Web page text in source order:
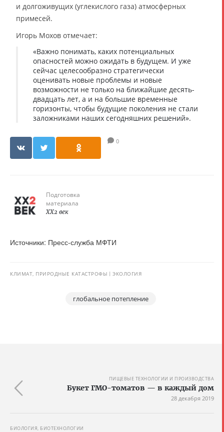
и долгоживущих (углекислого газа) атмосферных
примесей.
Игорь Мохов отмечает:
«Важно понимать, каких потенциальных
опасностей можно ожидать в будущем. И уже
сейчас целесообразно стратегически
оценивать новые проблемы и новые
возможности не только на ближайшие десять-
двадцать лет, а и на большие временные
горизонты, чтобы будущие поколения не стали
заложниками наших сегодняшних решений».
0
Подготовка
материала
XX2 век
Источники: Пресс-служба МФТИ
КЛИМАТ, ПРИРОДНЫЕ КАТАСТРОФЫ ЭКОЛОГИЯ
глобальное потепление
ПИЩЕВЫЕ ТЕХНОЛОГИИ И ПРОИЗВОДСТВА
Букет ГМО-томатов — в каждый дом
28 декабря 2019
БИОЛОГИЯ, БИОТЕХНОЛОГИИ